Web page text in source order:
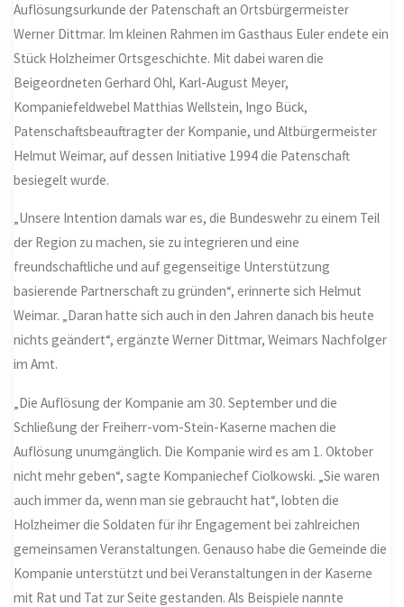
Auflösungsurkunde der Patenschaft an Ortsbürgermeister
Werner Dittmar. Im kleinen Rahmen im Gasthaus Euler endete ein
Stück Holzheimer Ortsgeschichte. Mit dabei waren die
Beigeordneten Gerhard Ohl, Karl-August Meyer,
Kompaniefeldwebel Matthias Wellstein, Ingo Bück,
Patenschaftsbeauftragter der Kompanie, und Altbürgermeister
Helmut Weimar, auf dessen Initiative 1994 die Patenschaft
besiegelt wurde.
„Unsere Intention damals war es, die Bundeswehr zu einem Teil
der Region zu machen, sie zu integrieren und eine
freundschaftliche und auf gegenseitige Unterstützung
basierende Partnerschaft zu gründen“, erinnerte sich Helmut
Weimar. „Daran hatte sich auch in den Jahren danach bis heute
nichts geändert“, ergänzte Werner Dittmar, Weimars Nachfolger
im Amt.
„Die Auflösung der Kompanie am 30. September und die
Schließung der Freiherr-vom-Stein-Kaserne machen die
Auflösung unumgänglich. Die Kompanie wird es am 1. Oktober
nicht mehr geben“, sagte Kompaniechef Ciolkowski. „Sie waren
auch immer da, wenn man sie gebraucht hat“, lobten die
Holzheimer die Soldaten für ihr Engagement bei zahlreichen
gemeinsamen Veranstaltungen. Genauso habe die Gemeinde die
Kompanie unterstützt und bei Veranstaltungen in der Kaserne
mit Rat und Tat zur Seite gestanden. Als Beispiele nannte